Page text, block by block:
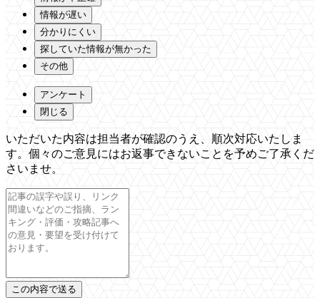
情報が遅い
分かりにくい
探していた情報が無かった
その他
アンケート
閉じる
いただいた内容は担当者が確認のうえ、順次対応いたしま
す。個々のご意見にはお返事できないことを予めご了承くだ
さいませ。